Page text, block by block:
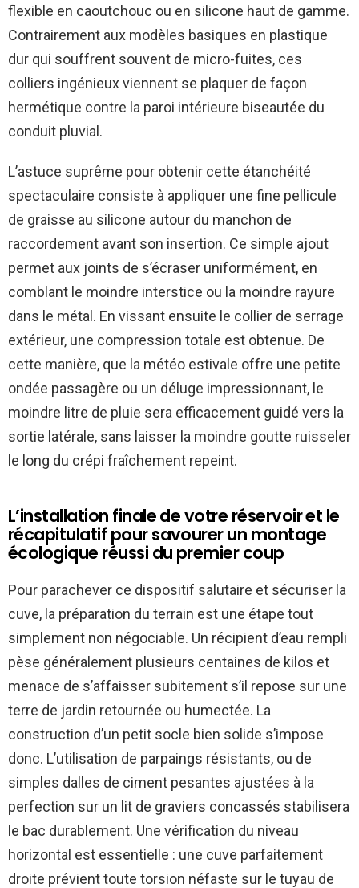
flexible en caoutchouc ou en silicone haut de gamme.
Contrairement aux modèles basiques en plastique
dur qui souffrent souvent de micro-fuites, ces
colliers ingénieux viennent se plaquer de façon
hermétique contre la paroi intérieure biseautée du
conduit pluvial.
L’astuce suprême pour obtenir cette étanchéité
spectaculaire consiste à appliquer une fine pellicule
de graisse au silicone autour du manchon de
raccordement avant son insertion. Ce simple ajout
permet aux joints de s’écraser uniformément, en
comblant le moindre interstice ou la moindre rayure
dans le métal. En vissant ensuite le collier de serrage
extérieur, une compression totale est obtenue. De
cette manière, que la météo estivale offre une petite
ondée passagère ou un déluge impressionnant, le
moindre litre de pluie sera efficacement guidé vers la
sortie latérale, sans laisser la moindre goutte ruisseler
le long du crépi fraîchement repeint.
L’installation finale de votre réservoir et le
récapitulatif pour savourer un montage
écologique réussi du premier coup
Pour parachever ce dispositif salutaire et sécuriser la
cuve, la préparation du terrain est une étape tout
simplement non négociable. Un récipient d’eau rempli
pèse généralement plusieurs centaines de kilos et
menace de s’affaisser subitement s’il repose sur une
terre de jardin retournée ou humectée. La
construction d’un petit socle bien solide s’impose
donc. L’utilisation de parpaings résistants, ou de
simples dalles de ciment pesantes ajustées à la
perfection sur un lit de graviers concassés stabilisera
le bac durablement. Une vérification du niveau
horizontal est essentielle : une cuve parfaitement
droite prévient toute torsion néfaste sur le tuyau de